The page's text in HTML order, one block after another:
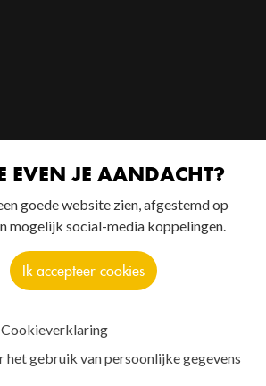
Copyright © 2026 SANTOS
EVEN JE AANDACHT?
goede website zien, afgestemd op
mogelijk social-media koppelingen.
Ik accepteer cookies
Cookieverklaring
het gebruik van persoonlijke gegevens